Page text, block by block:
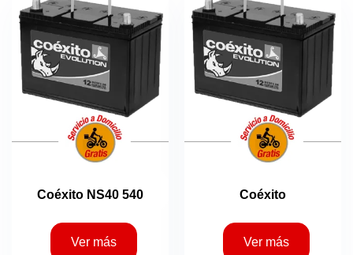
Coéxito NS40 540
Ver más
Coéxito
Ver más